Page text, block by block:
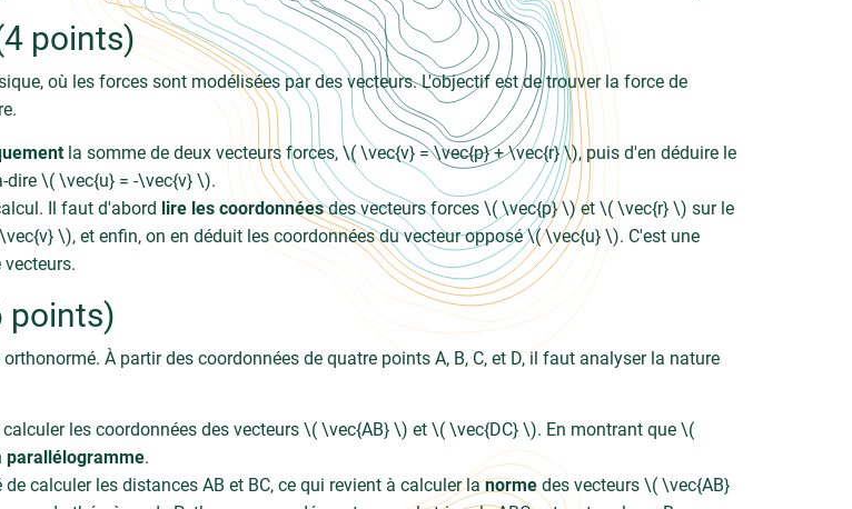
points)
où les forces sont modélisées par des vecteurs. L'objectif est de trouver la force de
la somme de deux vecteurs forces, \( \vec{v} = \vec{p} + \vec{r} \), puis d'en déduire le
\( \vec{u} = -\vec{v} \).
Il faut d'abord lire les coordonnéesdes vecteurs forces \( \vec{p} \) et \( \vec{r} \) sur le
\), et enfin, on en déduit les coordonnées du vecteur opposé \( \vec{u} \). C'est une
points)
À partir des coordonnées de quatre points A, B, C, et D, il faut analyser la nature
les coordonnées des vecteurs \( \vec{AB} \) et \( \vec{DC} \). En montrant que \(
parallélogramme.
calculer les distances AB et BC, ce qui revient à calculer lanormedes vecteurs \( \vec{AB}